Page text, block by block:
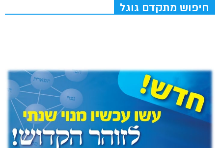
חיפוש מתקדם גוגל